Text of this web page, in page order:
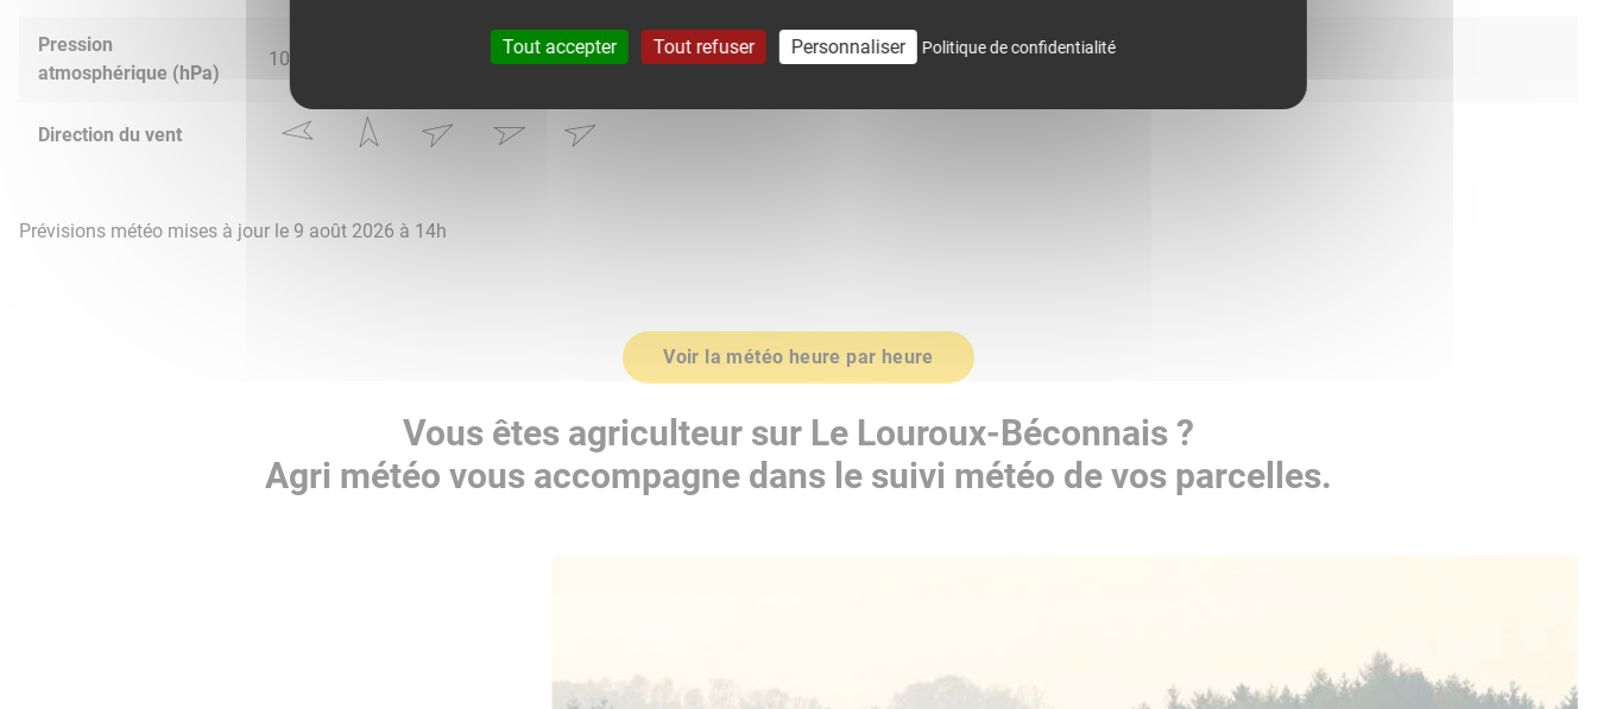
Pression
atmosphérique (hPa)
1014.0 1017.0 1017.0
Direction du vent
Prévisions météo mises à jour le 9 août 2026 à 14h
Voir la météo heure par heure
Vous êtes agriculteur sur Le Louroux-Béconnais ?
Agri météo vous accompagne dans le suivi météo de vos parcelles.
Tout accepter Tout refuser Personnaliser Politique de confidentialité